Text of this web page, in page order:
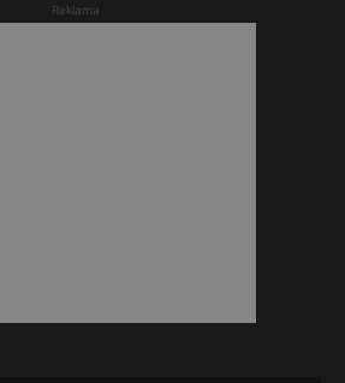
Reklama